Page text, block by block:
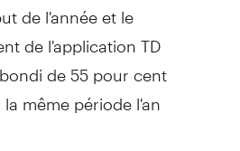
de l'année et le
de l'application TD
de 55 pour cent
même période l'an